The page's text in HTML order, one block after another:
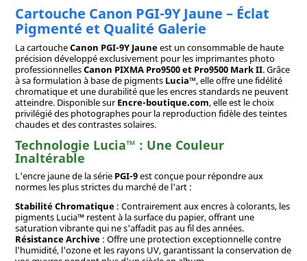
Cartouche Canon PGI-9Y Jaune – Éclat
Pigmenté et Qualité Galerie
La cartoucheCanon PGI-9Y Jauneest un consommable de haute
précision développé exclusivement pour les imprimantes photo
professionnellesCanon PIXMA Pro9500 et Pro9500 Mark II. Grâce
à sa formulation à base de pigments Lucia™, elle offre une fidélité
chromatique et une durabilité que les encres standards ne peuvent
atteindre. Disponible surEncre-boutique.com, elle est le choix
privilégié des photographes pour la reproduction fidèle des teintes
chaudes et des contrastes solaires.
Technologie Lucia™ : Une Couleur
Inaltérable
L'encre jaune de la série PGI-9est conçue pour répondre aux
normes les plus strictes du marché de l'art :
Stabilité Chromatique: Contrairement aux encres à colorants, les
pigments Lucia™ restent à la surface du papier, offrant une
saturation vibrante qui ne s'affadit pas au fil des années.
Résistance Archive: Offre une protection exceptionnelle contre
l'humidité, l'ozone et les rayons UV, garantissant la conservation de